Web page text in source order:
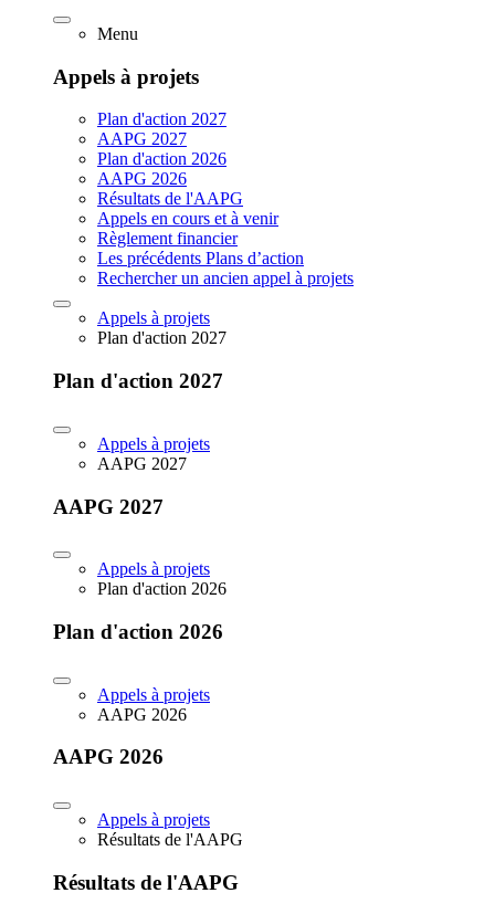
Menu
Appels à projets
Plan d'action 2027
AAPG 2027
Plan d'action 2026
AAPG 2026
Résultats de l'AAPG
Appels en cours et à venir
Règlement financier
Les précédents Plans d’action
Rechercher un ancien appel à projets
Appels à projets
Plan d'action 2027
Plan d'action 2027
Appels à projets
AAPG 2027
AAPG 2027
Appels à projets
Plan d'action 2026
Plan d'action 2026
Appels à projets
AAPG 2026
AAPG 2026
Appels à projets
Résultats de l'AAPG
Résultats de l'AAPG